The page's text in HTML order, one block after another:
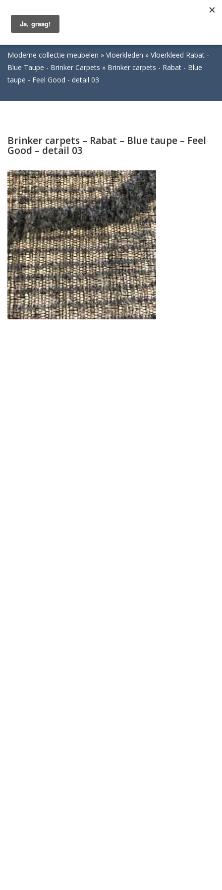
Moderne collectie meubelen Vloerkleden
Vloerkleed Rabat -
Blue Taupe - Brinker Carpets
Brinker carpets - Rabat - Blue
taupe - Feel Good - detail 03
Brinker carpets – Rabat – Blue taupe – Feel
Good – detail 03